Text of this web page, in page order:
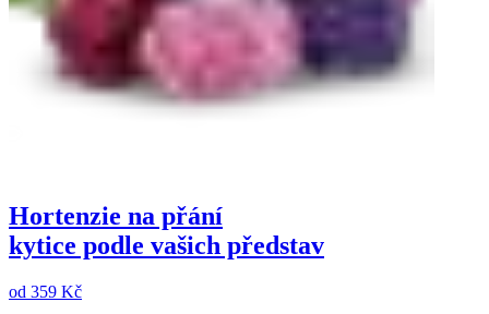
Hortenzie na přání
kytice podle vašich představ
od 359 Kč